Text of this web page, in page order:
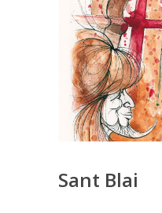
Sant Blai